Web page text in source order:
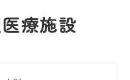
療施設